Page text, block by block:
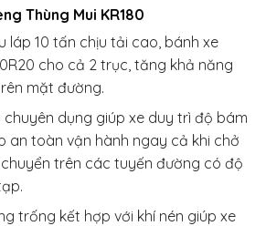
Thùng Mui KR180
láp 10 tấn chịu tải cao, bánh xe
cho cả 2 trục, tăng khả năng
mặt đường.
chuyên dụng giúp xe duy trì độ bám
an toàn vận hành ngay cả khi chở
trên các tuyến đường có độ
trống kết hợp với khí nén giúp xe